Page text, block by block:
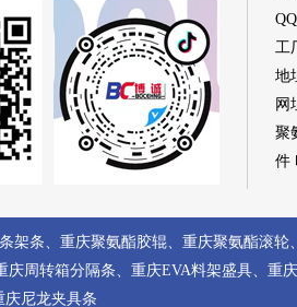
工
地
网
聚
件
架条、 重庆聚氨酯胶辊、 重庆聚氨酯滚轮、
庆周转箱分隔条、 重庆EVA料架盛具、 重
庆尼龙夹具条